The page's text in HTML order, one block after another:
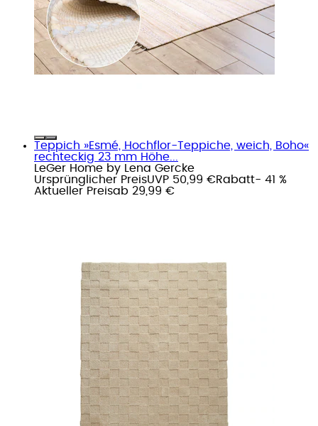
Teppich »Esmé, Hochflor-Teppiche, weich, Boho«
rechteckig 23 mm Höhe...
LeGer Home by Lena Gercke
Ursprünglicher PreisUVP 50,99 €Rabatt- 41 %
Aktueller Preisab 29,99 €